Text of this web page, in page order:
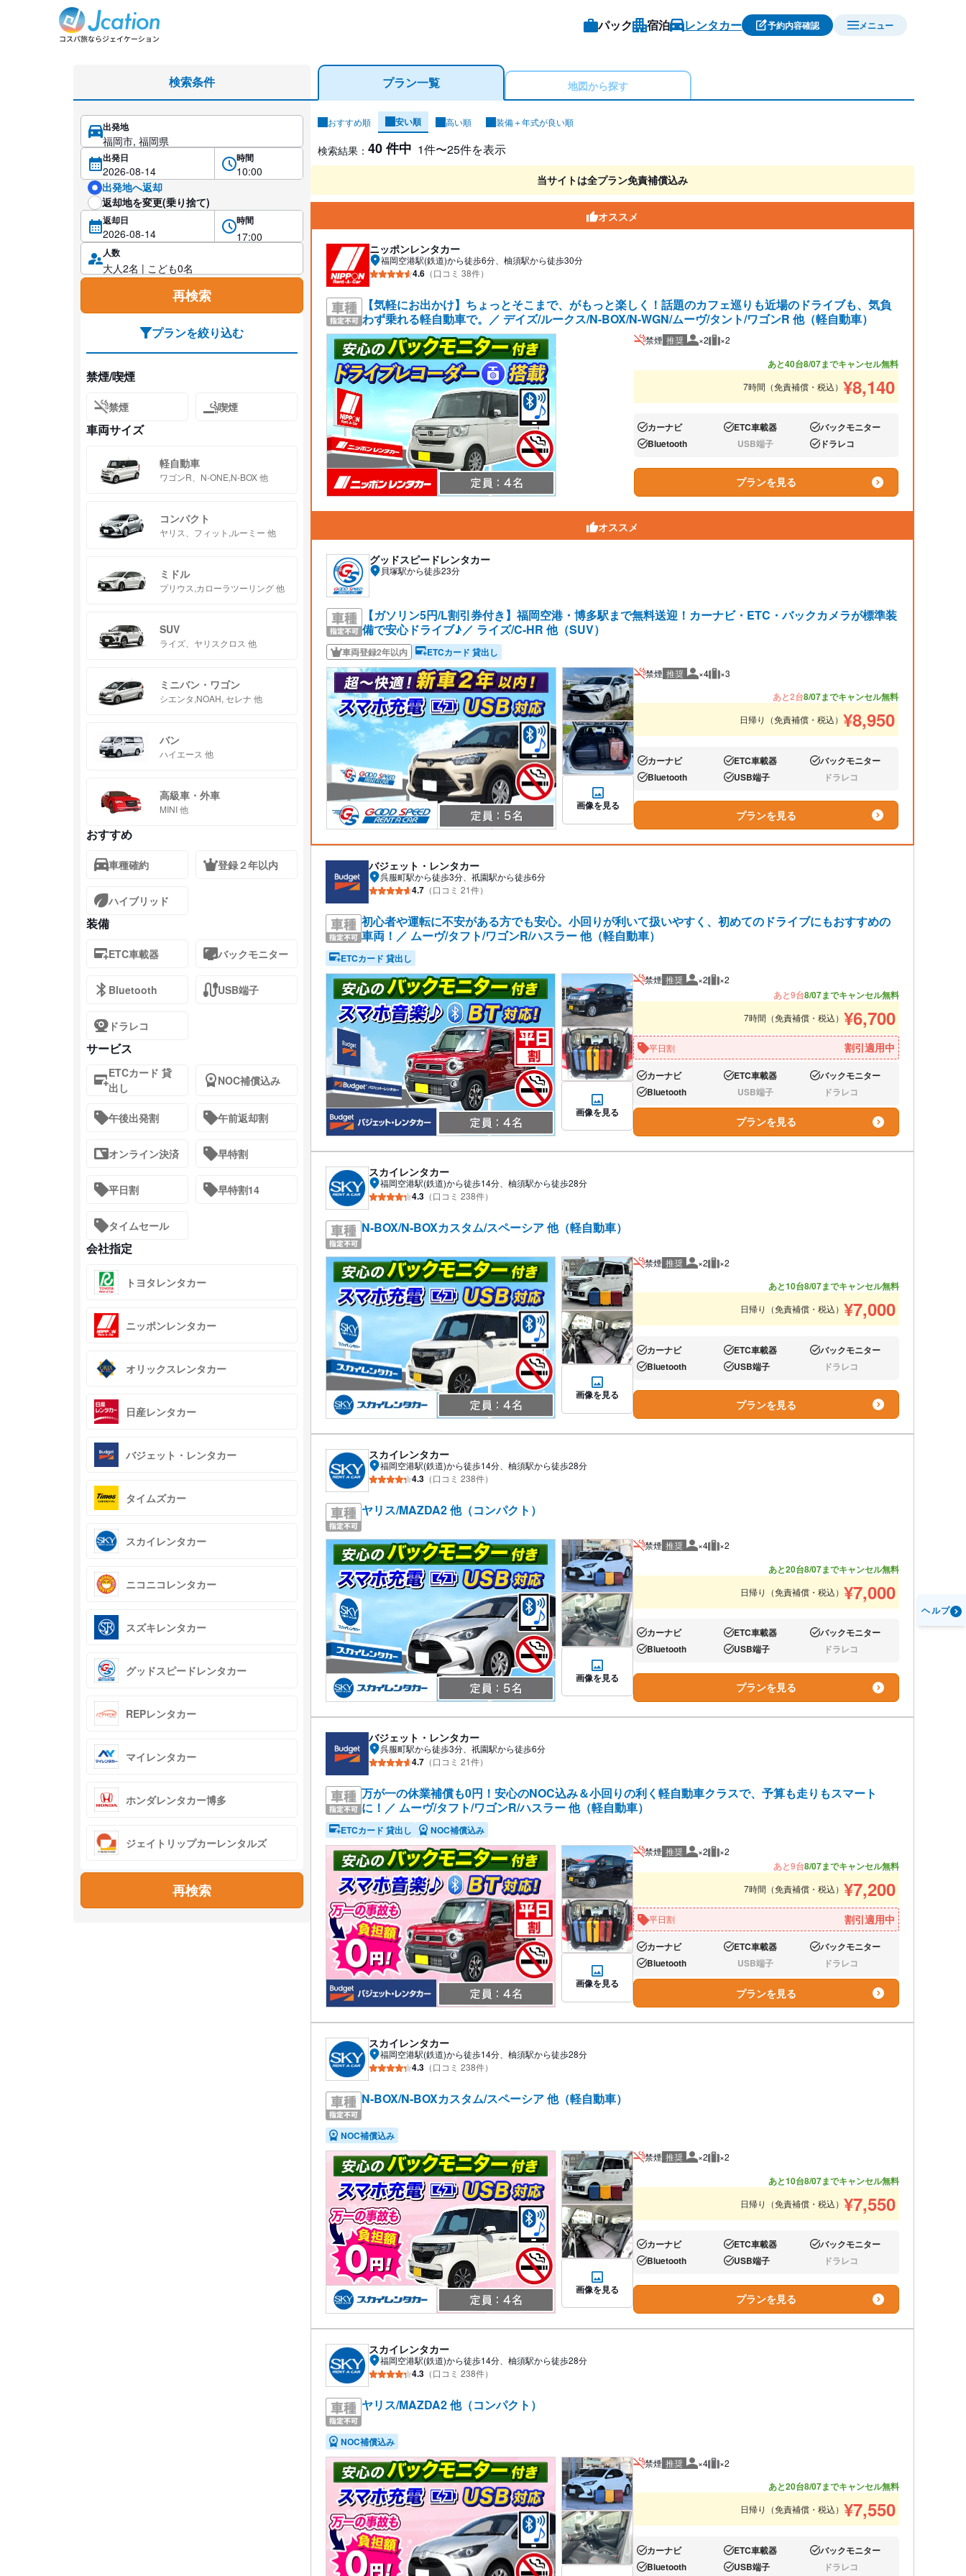
パック 宿泊 レンタカー 予約内容確認 メニュー
プラン一覧 地図から探す
おすすめ順 安い順 高い順 装備＋年式が良い順
レンタカー検索結果
検索結果： 40 件中 1件〜25件を表示
当サイトは全プラン免責補償込み
オススメ
ニッポンレンタカー
福岡空港駅(鉄道)から徒歩6分、柚須駅から徒歩30分
4.6 （口コミ 38件）
【気軽にお出かけ】ちょっとそこまで、がもっと楽しく！話題のカフェ巡りも近場のドライブも、気負
わず乗れる軽自動車で。／ デイズ/ルークス/N-BOX/N-WGN/ムーヴ/タント/ワゴンR 他（軽自動車）
禁煙 推奨 推奨人数
×2 推奨荷物
×2
あと40台8/07までキャンセル無料
7時間（免責補償・税込） ¥8,140
あり:カーナビ あり:ETC車載器 あり:バックモニター
あり:Bluetooth なし:USB端子 あり:ドラレコ
プランを見る
オススメ
グッドスピードレンタカー
貝塚駅から徒歩23分
【ガソリン5円/L割引券付き】福岡空港・博多駅まで無料送迎！カーナビ・ETC・バックカメラが標準装
備で安心ドライブ♪／ ライズ/C-HR 他（SUV）
車両登録2年以内 ETCカード 貸出し
画像を見る
禁煙 推奨 推奨人数
×4 推奨荷物
×3
あと2台8/07までキャンセル無料
日帰り（免責補償・税込） ¥8,950
あり:カーナビ あり:ETC車載器 あり:バックモニター
あり:Bluetooth あり:USB端子 なし:ドラレコ
プランを見る
バジェット・レンタカー
呉服町駅から徒歩3分、祇園駅から徒歩6分
4.7 （口コミ 21件）
初心者や運転に不安がある方でも安心。小回りが利いて扱いやすく、初めてのドライブにもおすすめの
車両！／ ムーヴ/タフト/ワゴンR/ハスラー 他（軽自動車）
ETCカード 貸出し
画像を見る
禁煙 推奨 推奨人数
×2 推奨荷物
×2
あと9台8/07までキャンセル無料
7時間（免責補償・税込） ¥6,700
平日割 割引適用中
あり:カーナビ あり:ETC車載器 あり:バックモニター
あり:Bluetooth なし:USB端子 なし:ドラレコ
プランを見る
スカイレンタカー
福岡空港駅(鉄道)から徒歩14分、柚須駅から徒歩28分
4.3 （口コミ 238件）
N-BOX/N-BOXカスタム/スペーシア 他（軽自動車）
画像を見る
禁煙 推奨 推奨人数
×2 推奨荷物
×2
あと10台8/07までキャンセル無料
日帰り（免責補償・税込） ¥7,000
あり:カーナビ あり:ETC車載器 あり:バックモニター
あり:Bluetooth あり:USB端子 なし:ドラレコ
プランを見る
スカイレンタカー
福岡空港駅(鉄道)から徒歩14分、柚須駅から徒歩28分
4.3 （口コミ 238件）
ヤリス/MAZDA2 他（コンパクト）
画像を見る
禁煙 推奨 推奨人数
×4 推奨荷物
×2
あと20台8/07までキャンセル無料
日帰り（免責補償・税込） ¥7,000
あり:カーナビ あり:ETC車載器 あり:バックモニター
あり:Bluetooth あり:USB端子 なし:ドラレコ
プランを見る
バジェット・レンタカー
呉服町駅から徒歩3分、祇園駅から徒歩6分
4.7 （口コミ 21件）
万が一の休業補償も0円！安心のNOC込み＆小回りの利く軽自動車クラスで、予算も走りもスマート
に！／ ムーヴ/タフト/ワゴンR/ハスラー 他（軽自動車）
ETCカード 貸出し NOC補償込み
画像を見る
禁煙 推奨 推奨人数
×2 推奨荷物
×2
あと9台8/07までキャンセル無料
7時間（免責補償・税込） ¥7,200
平日割 割引適用中
あり:カーナビ あり:ETC車載器 あり:バックモニター
あり:Bluetooth なし:USB端子 なし:ドラレコ
プランを見る
スカイレンタカー
福岡空港駅(鉄道)から徒歩14分、柚須駅から徒歩28分
4.3 （口コミ 238件）
N-BOX/N-BOXカスタム/スペーシア 他（軽自動車）
NOC補償込み
画像を見る
禁煙 推奨 推奨人数
×2 推奨荷物
×2
あと10台8/07までキャンセル無料
日帰り（免責補償・税込） ¥7,550
あり:カーナビ あり:ETC車載器 あり:バックモニター
あり:Bluetooth あり:USB端子 なし:ドラレコ
プランを見る
スカイレンタカー
福岡空港駅(鉄道)から徒歩14分、柚須駅から徒歩28分
4.3 （口コミ 238件）
ヤリス/MAZDA2 他（コンパクト）
NOC補償込み
禁煙 推奨 推奨人数
×4 推奨荷物
×2
あと20台8/07までキャンセル無料
日帰り（免責補償・税込） ¥7,550
あり:カーナビ あり:ETC車載器 あり:バックモニター
あり:Bluetooth あり:USB端子 なし:ドラレコ
検索条件
出発地
出発日 時間
出発地へ返却
返却地を変更(乗り捨て)
返却日 時間
人数
再検索
プランを絞り込む
禁煙/喫煙
禁煙 喫煙
車両サイズ
軽自動車
ワゴンR、N-ONE,N-BOX 他
コンパクト
ヤリス、フィット,ルーミー 他
ミドル
プリウス,カローラツーリング 他
SUV
ライズ、ヤリスクロス 他
ミニバン・ワゴン
シエンタ,NOAH, セレナ 他
バン
ハイエース 他
高級車・外車
MINI 他
おすすめ
車種確約 登録２年以内
ハイブリッド
装備
ETC車載器 バックモニター
Bluetooth USB端子
ドラレコ
サービス
ETCカード 貸
出し
NOC補償込み
午後出発割 午前返却割
オンライン決済 早特割
平日割 早特割14
タイムセール
会社指定
トヨタレンタカー
ニッポンレンタカー
オリックスレンタカー
日産レンタカー
バジェット・レンタカー
タイムズカー
スカイレンタカー
ニコニコレンタカー
スズキレンタカー
グッドスピードレンタカー
REPレンタカー
マイレンタカー
ホンダレンタカー博多
ジェイトリップカーレンタルズ
再検索
ヘルプ